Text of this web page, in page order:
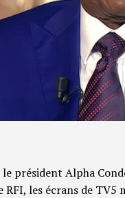
président Alpha
les écrans de TV5